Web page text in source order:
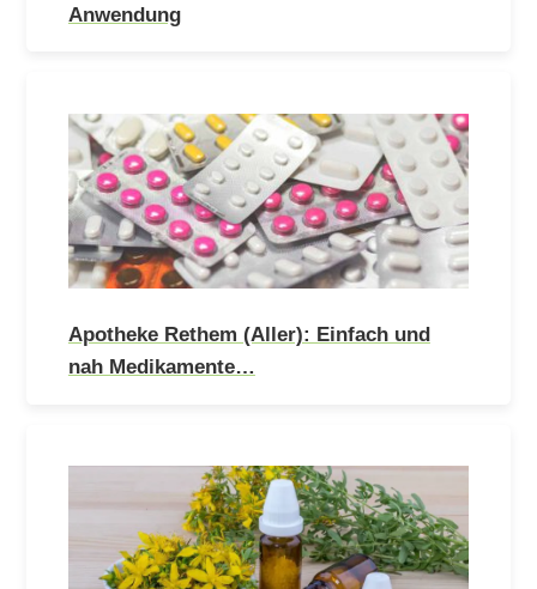
Anwendung
Apotheke Rethem (Aller): Einfach und
nah Medikamente…